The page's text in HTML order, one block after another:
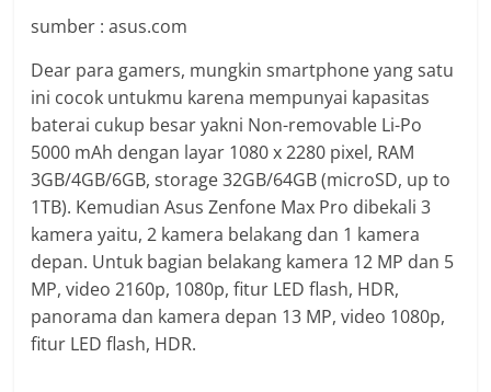
sumber : asus.com
Dear para gamers, mungkin smartphone yang satu
ini cocok untukmu karena mempunyai kapasitas
baterai cukup besar yakni Non-removable Li-Po
5000 mAh dengan layar 1080 x 2280 pixel, RAM
3GB/4GB/6GB, storage 32GB/64GB (microSD, up to
1TB). Kemudian Asus Zenfone Max Pro dibekali 3
kamera yaitu, 2 kamera belakang dan 1 kamera
depan. Untuk bagian belakang kamera 12 MP dan 5
MP, video 2160p, 1080p, fitur LED flash, HDR,
panorama dan kamera depan 13 MP, video 1080p,
fitur LED flash, HDR.